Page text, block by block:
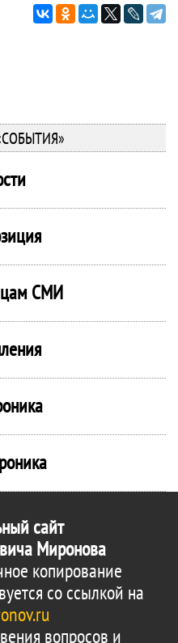
СМИ
сайт
Миронова
копирование
со ссылкой на
вопросов и